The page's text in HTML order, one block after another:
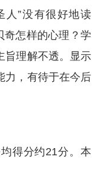
人”没有很好地读
奇怎样的心理？学
旨理解不透。显示
力，有待于在今后
得分约21分。本